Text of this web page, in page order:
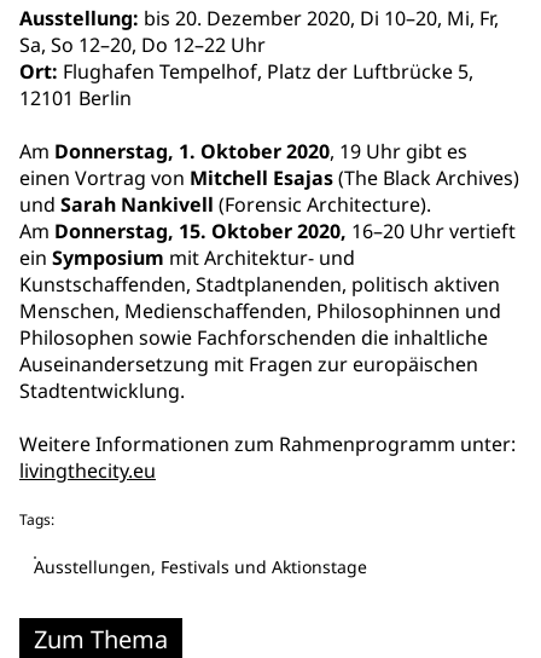
Ausstellung: bis 20. Dezember 2020, Di 10–20, Mi, Fr,
Sa, So 12–20, Do 12–22 Uhr
Ort: Flughafen Tempelhof, Platz der Luftbrücke 5,
12101 Berlin
Am Donnerstag, 1. Oktober 2020, 19 Uhr gibt es
einen Vortrag von Mitchell Esajas(The Black Archives)
und Sarah Nankivell (Forensic Architecture).
Am Donnerstag, 15. Oktober 2020, 16–20 Uhr vertieft
ein Symposium mit Architektur- und
Kunstschaffenden, Stadtplanenden, politisch aktiven
Menschen, Medienschaffenden, Philosophinnen und
Philosophen sowie Fachforschenden die inhaltliche
Auseinandersetzung mit Fragen zur europäischen
Stadtentwicklung.
Weitere Informationen zum Rahmenprogramm unter:
livingthecity.eu
Tags:
Ausstellungen, Festivals und Aktionstage
Zum Thema